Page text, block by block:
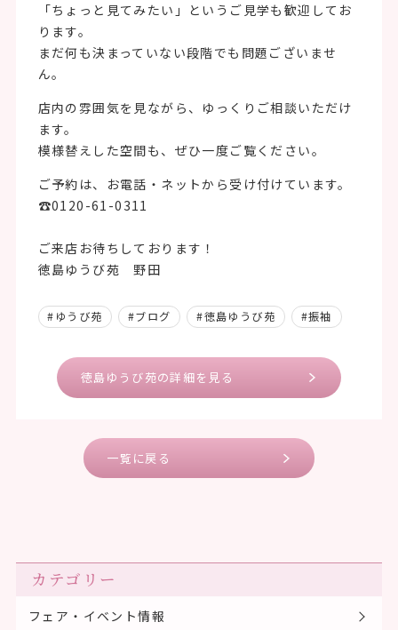
「ちょっと見てみたい」というご見学も歓迎してお
ります。
まだ何も決まっていない段階でも問題ございませ
ん。
店内の雰囲気を見ながら、ゆっくりご相談いただけ
ます。
模様替えした空間も、ぜひ一度ご覧ください。
ご予約は、お電話・ネットから受け付けています。
☎0120-61-0311
ご来店お待ちしております！
徳島ゆうび苑 野田
#ゆうび苑 #ブログ #徳島ゆうび苑 #振袖
徳島ゆうび苑の詳細を見る
一覧に戻る
カテゴリー
フェア・イベント情報